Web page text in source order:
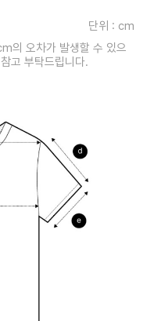
단위 : cm
의 오차가 발생할 수 있으
고 부탁드립니다.